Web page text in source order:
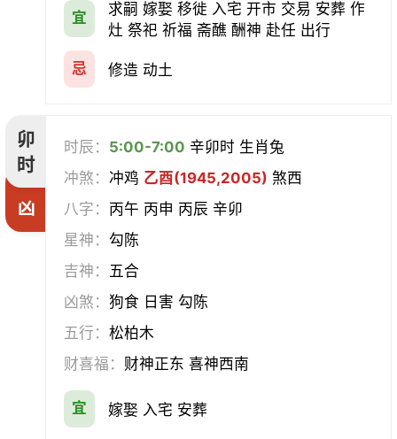
宜
求嗣 嫁娶 移徙 入宅 开市 交易 安葬 作
灶 祭祀 祈福 斋醮 酬神 赴任 出行
忌 修造 动土
卯
时
凶
时辰： 5:00-7:00 辛卯时 生肖兔
冲煞：冲鸡 乙酉(1945,2005) 煞西
八字： 丙午 丙申 丙辰 辛卯
星神： 勾陈
吉神： 五合
凶煞：狗食 日害 勾陈
五行：松柏木
财喜福： 财神正东 喜神西南
宜 嫁娶 入宅 安葬